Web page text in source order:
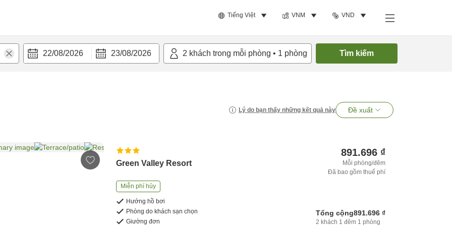
Tiếng Việt VNM VND
22/08/2026 23/08/2026 2 khách trong mỗi phòng • 1 phòng Tìm kiếm
Lý do bạn thấy những kết quả này Đề xuất
Green Valley Resort
Miễn phí hủy
Hướng hồ bơi
Phòng do khách sạn chọn
Giường đơn
891.696 ₫
Mỗi phòng/đêm
Đã bao gồm thuế phí
Tổng cộng891.696 ₫
2 khách 1 đêm 1 phòng